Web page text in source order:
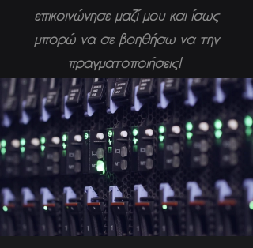
επικοινώνησε μαζί μου και ίσως
μπορώ να σε βοηθήσω να την
πραγματοποιήσεις!